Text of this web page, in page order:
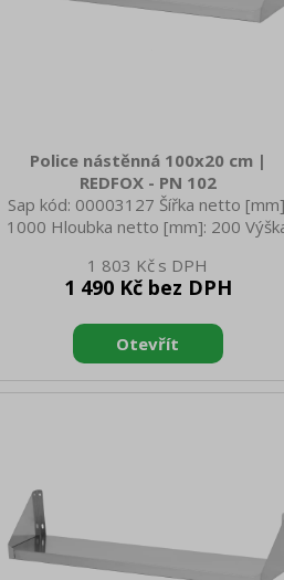
Police nástěnná 100x20 cm |
REDFOX - PN 102
Sap kód: 00003127 Šířka netto
1000 Hloubka netto [mm]: 200
3.15 Šířka brutto [mm]: 1010 Hloubka
brutto [mm]: 210 Výška brutto [mm]:
AISI 430 Nosnost [kg]: 50
1 803 Kč
1 490 Kč bez DPH